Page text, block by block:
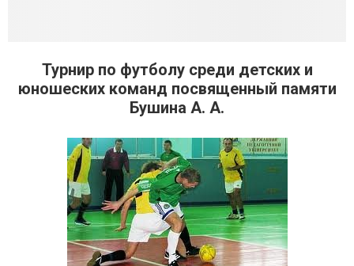
Турнир по футболу среди детских и
юношеских команд посвященный памяти
Бушина А. А.